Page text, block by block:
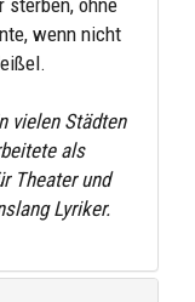
wenn nicht
vielen Städten
als
Theater und
Lyriker.